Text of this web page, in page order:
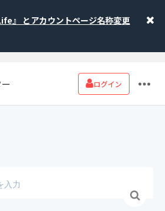
』 とアカウントページ名称変更
ログイン